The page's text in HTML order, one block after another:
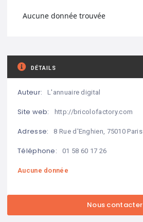
Aucune donnée trouvée
DÉTAILS
Auteur: L'annuaire digital
Site web: http://bricolofactory.com
Adresse: 8 Rue d'Enghien, 75010 Paris
Téléphone: 01 58 60 17 26
Aucune donnée